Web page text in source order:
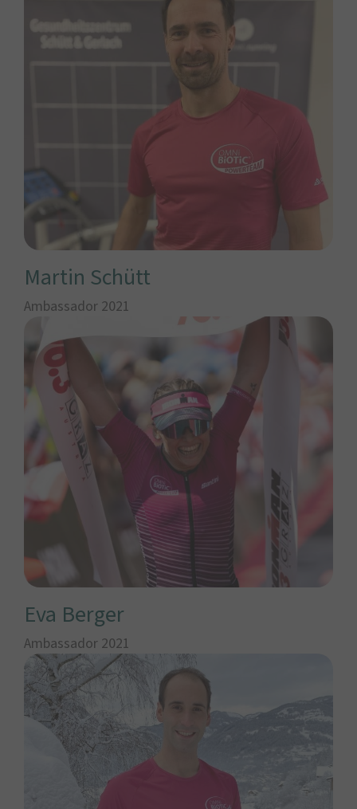
Martin Schütt
Ambassador 2021
Eva Berger
Ambassador 2021